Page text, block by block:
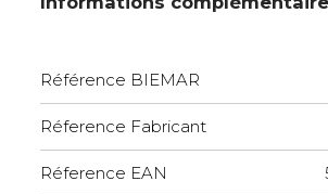
Référence BIEMAR
Réference Fabricant
Réference EAN